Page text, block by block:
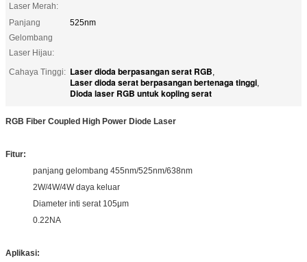
Laser Merah:
Panjang
Gelombang
Laser Hijau:
525nm
Cahaya Tinggi: Laser dioda berpasangan serat RGB,
Laser dioda serat berpasangan bertenaga tinggi,
Dioda laser RGB untuk kopling serat
RGB Fiber Coupled High Power Diode Laser
Fitur:
panjang gelombang 455nm/525nm/638nm
2W/4W/4W daya keluar
Diameter inti serat 105μm
0.22NA
Aplikasi: